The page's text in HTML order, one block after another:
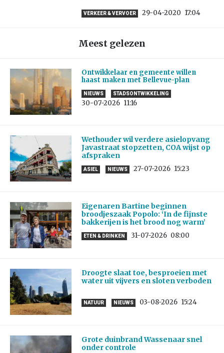
VERKEER & VERVOER 29-04-2020 17:04
Meest gelezen
Ontwikkelaar en gemeente willen
haast maken met Bellevue-plan
NIEUWS STADSONTWIKKELING
30-07-2026 11:16
Wethouder wil verdere asielopvang
Javastraat stopzetten, COA wijst op
afspraken
ASIEL NIEUWS 27-07-2026 15:23
Eigenaren Bartine beginnen
broodjeszaak Popolo: ‘In de fijnste
bakkerijen is het brood nog warm’
ETEN & DRINKEN 31-07-2026 08:00
Droogte slaat toe, besproeien met
water uit vijvers en sloten verboden
NATUUR NIEUWS 03-08-2026 15:24
Grote duinbrand Wassenaar snel
onder controle